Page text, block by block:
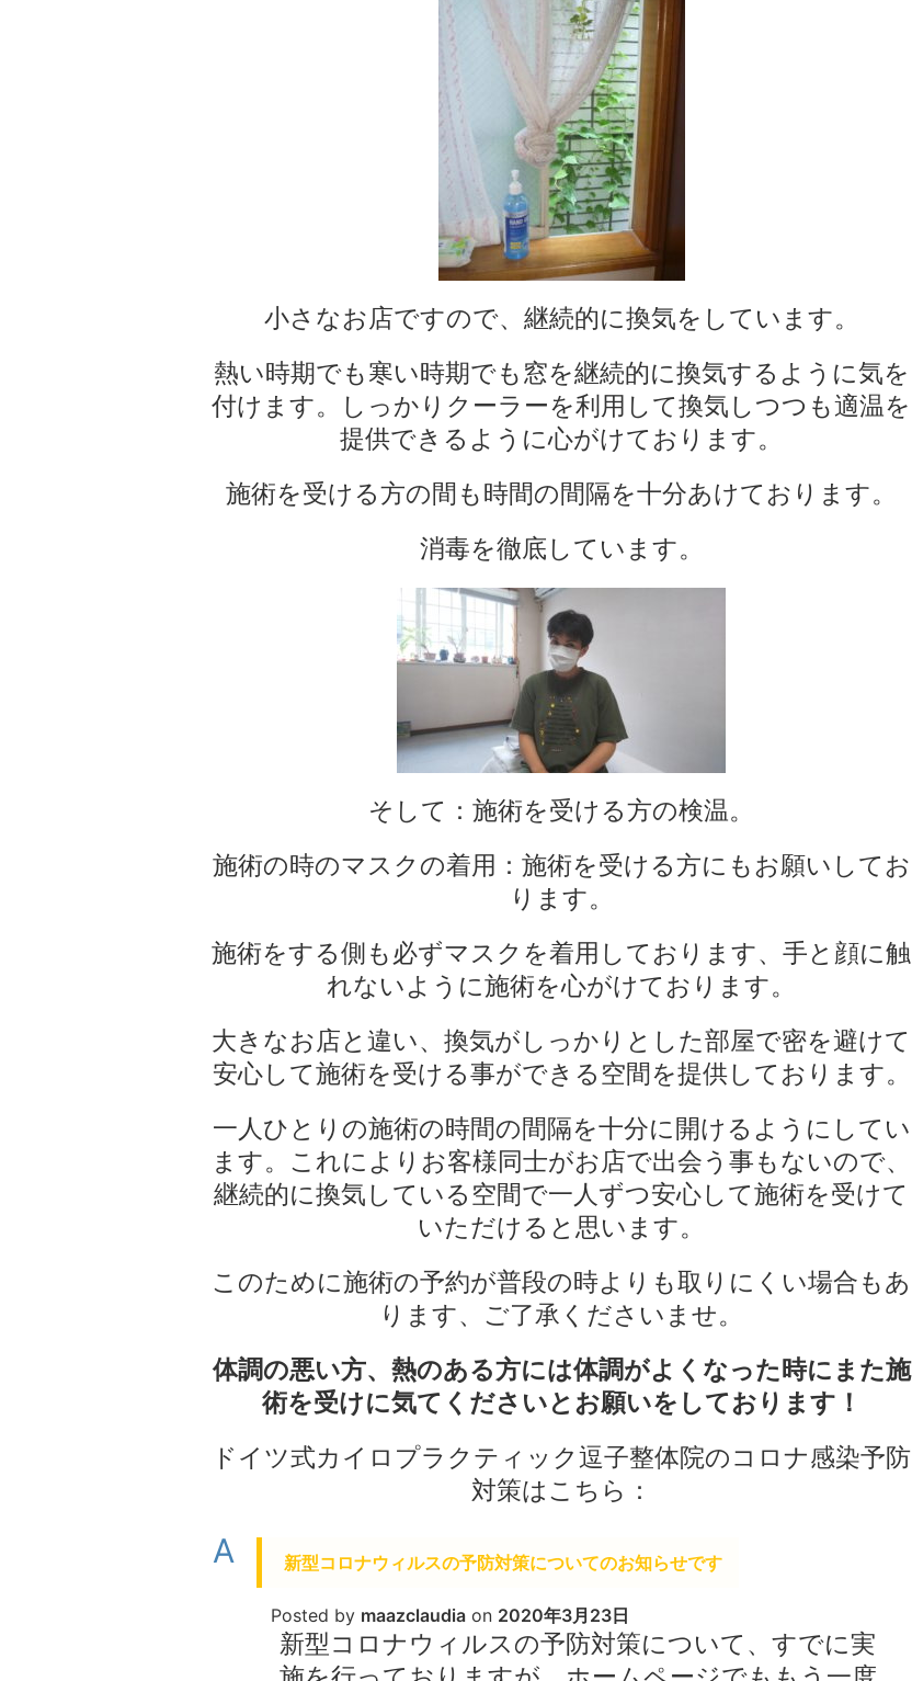
小さなお店ですので、継続的に換気をしています。
熱い時期でも寒い時期でも窓を継続的に換気するように気を
付けます。しっかりクーラーを利用して換気しつつも適温を
提供できるように心がけております。
施術を受ける方の間も時間の間隔を十分あけております。
消毒を徹底しています。
そして：施術を受ける方の検温。
施術の時のマスクの着用：施術を受ける方にもお願いしてお
ります。
施術をする側も必ずマスクを着用しております、手と顔に触
れないように施術を心がけております。
大きなお店と違い、換気がしっかりとした部屋で密を避けて
安心して施術を受ける事ができる空間を提供しております。
一人ひとりの施術の時間の間隔を十分に開けるようにしてい
ます。これによりお客様同士がお店で出会う事もないので、
継続的に換気している空間で一人ずつ安心して施術を受けて
いただけると思います。
このために施術の予約が普段の時よりも取りにくい場合もあ
ります、ご了承くださいませ。
体調の悪い方、熱のある方には体調がよくなった時にまた施
術を受けに気てくださいとお願いをしております！
ドイツ式カイロプラクティック逗子整体院のコロナ感染予防
対策はこちら：
A 新型コロナウィルスの予防対策についてのお知らせです
Posted by maazclaudia on 2020年3月23日
新型コロナウィルスの予防対策について、すでに実